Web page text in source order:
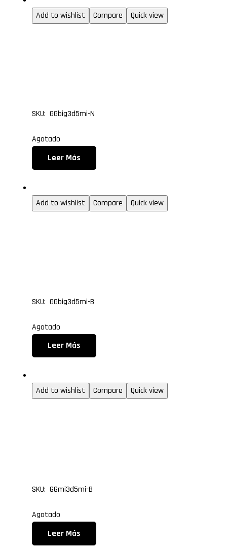
Add to wishlist
Compare Quick view
SKU: GGbig3d5mi-N
Agotado
Leer Más
Add to wishlist
Compare Quick view
SKU: GGbig3d5mi-B
Agotado
Leer Más
Add to wishlist
Compare Quick view
SKU: GGmi3d5mi-B
Agotado
Leer Más